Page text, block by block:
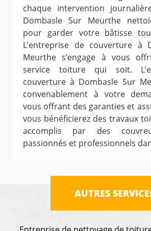
chaque intervention
Dombasle Sur Meurthe
pour garder votre bâtisse
L’entreprise de couverture à
Meurthe s’engage à vous
service toiture qui soit.
couverture à Dombasle Sur
convenablement à votre
vous offrant des garanties et
vous bénéficierez des travaux
accomplis par des
passionnés et professionnels
AUTRES